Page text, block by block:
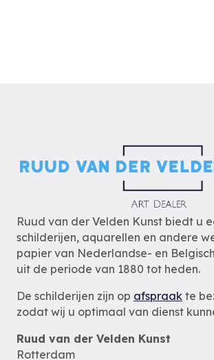
Ruud van der Velden Kunst biedt u
schilderijen, aquarellen en andere
papier van Nederlandse- en
uit de periode van 1880 tot heden.
De schilderijen zijn op afspraak te
zodat wij u optimaal van dienst
Ruud van der Velden Kunst
Rotterdam